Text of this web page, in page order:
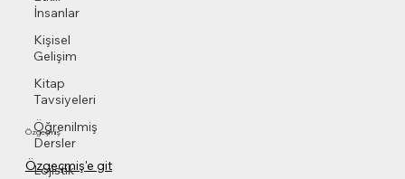
İnsanlar
Kişisel
Gelişim
Kitap
Tavsiyeleri
Öğrenilmiş
Dersler
Lojistik
Özgeçmiş
Özgeçmiş'e git